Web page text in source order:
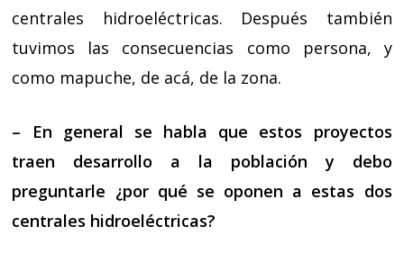
centrales hidroeléctricas. Después también
tuvimos las consecuencias como persona, y
como mapuche, de acá, de la zona.
– En general se habla que estos proyectos
traen desarrollo a la población y debo
preguntarle ¿por qué se oponen a estas dos
centrales hidroeléctricas?